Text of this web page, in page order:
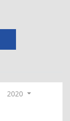
2020